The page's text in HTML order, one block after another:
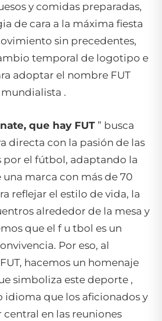
y comidas preparadas,
de cara a la máxima fiesta
sin precedentes,
temporal de logotipo e
adoptar el nombre FUT
.
que hay FUT ” busca
directa con la pasión de las
por el fútbol, adaptando la
marca con más de 70
reflejar el estilo de vida, la
alrededor de la mesa y
que el f u tbol es un
Por eso, al
hacemos un homenaje
simboliza este deporte ,
idioma que los aficionados y
en las reuniones